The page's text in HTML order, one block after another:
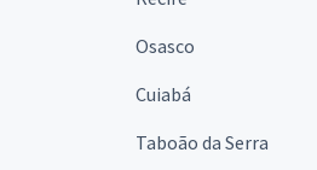
Osasco
Cuiabá
Taboão da Serra